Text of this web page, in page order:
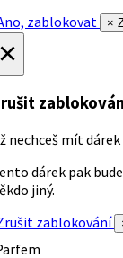
zablokovat
×
nechceš mít dárek
dárek pak
jiný.
zablokování